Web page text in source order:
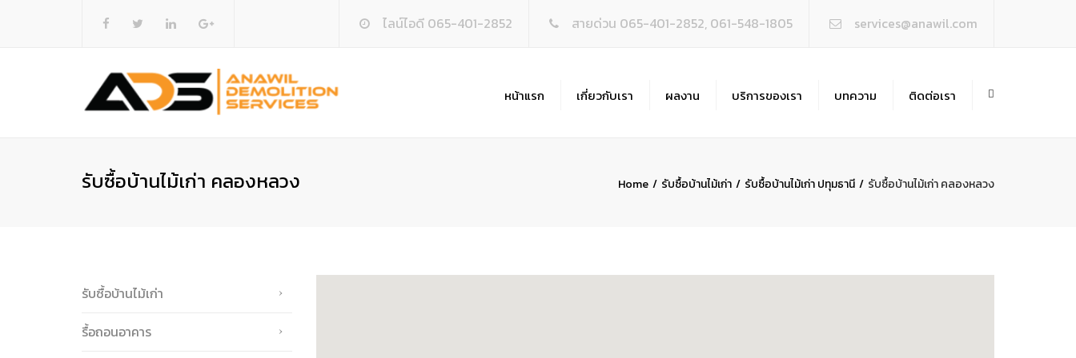
ไลน์ไอดี 065-401-2852 สายด่วน 065-401-2852, 061-548-1805 services@anawil.com
หน้าแรก เกี่ยวกับเรา ผลงาน บริการของเรา บทความ ติดต่อเรา
รับซื้อบ้านไม้เก่า คลองหลวง Home รับซื้อบ้านไม้เก่า รับซื้อบ้านไม้เก่า ปทุมธานี รับซื้อบ้านไม้เก่า คลองหลวง
รับซื้อบ้านไม้เก่า
รื้อถอนอาคาร